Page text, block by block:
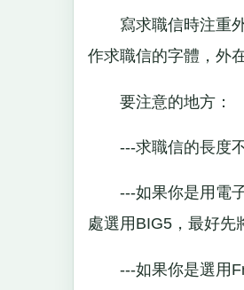
寫求職信時注重外
作求職信的字體，外
要注意的地方：
---求職信的長度不
---如果你是用電子
處選用BIG5，最好先
---如果你是選用